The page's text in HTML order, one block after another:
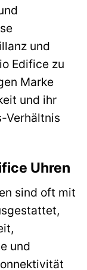
und
Edifice zu
Marke
und ihr
Verhältnis
Uhren
sind oft mit
und